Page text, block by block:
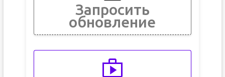
Запросить
обновление